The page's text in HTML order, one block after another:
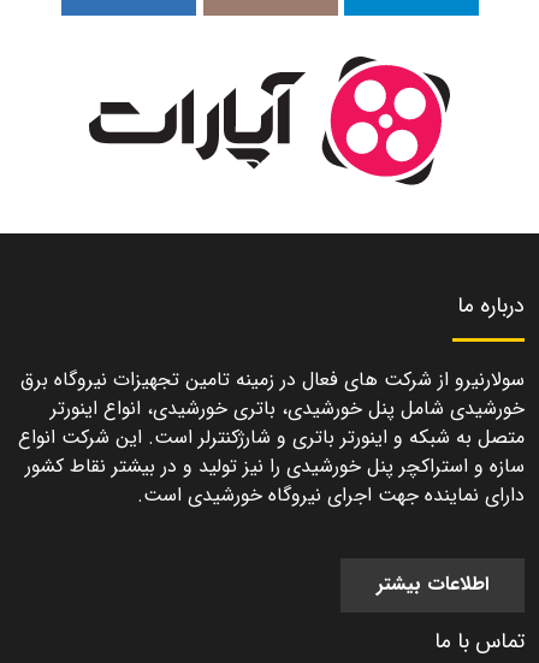
درباره ما
سولارنیرو از شرکت های فعال در زمینه تامین تجهیزات نیروگاه برق
خورشیدی شامل پنل خورشیدی، باتری خورشیدی، انواع اینورتر
متصل به شبکه و اینورتر باتری و شارژکنترلر است. این شرکت انواع
سازه و استراکچر پنل خورشیدی را نیز تولید و در بیشتر نقاط کشور
دارای نماینده جهت اجرای نیروگاه خورشیدی است.
اطلاعات بیشتر
تماس با ما